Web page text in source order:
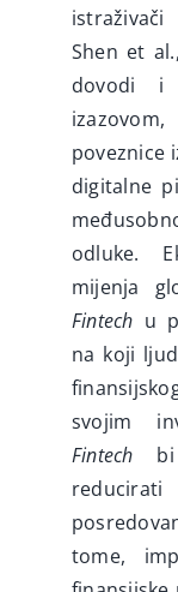
istraživači
Shen et
dovodi i
poveznice
digitalne
odluke.
mijenja
Fintech u
na koji
svojim
Fintech bi
tome,